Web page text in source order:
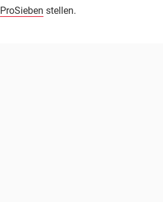
ProSieben stellen.